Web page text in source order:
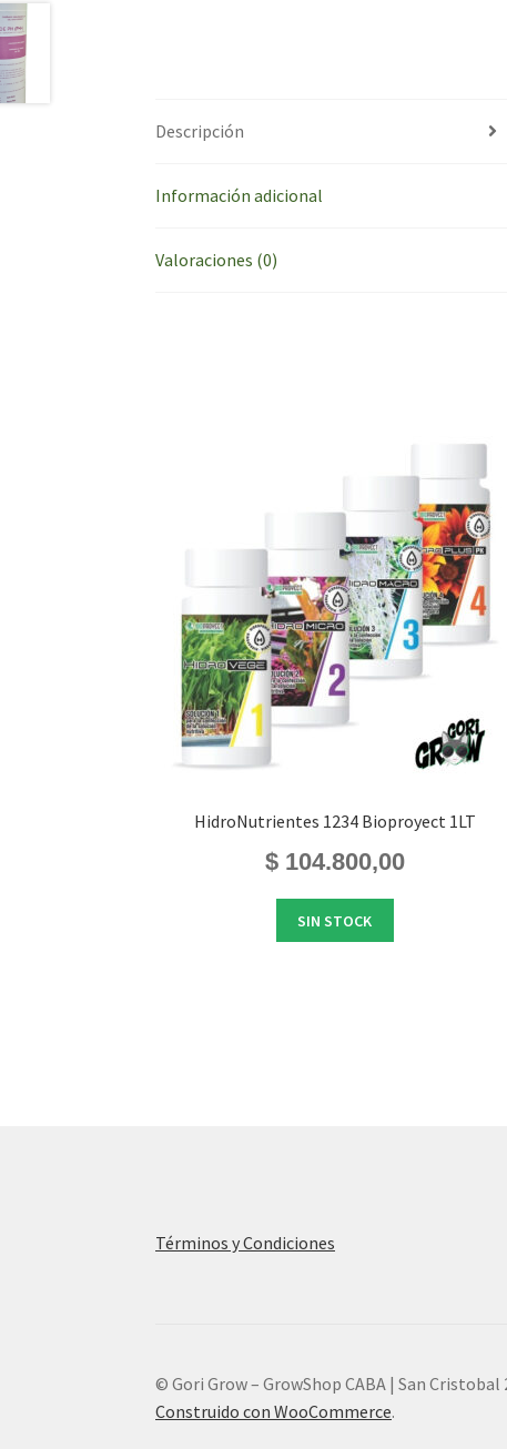
Descripción
Información adicional
Valoraciones (0)
HidroNutrientes 1234 Bioproyect 1LT
$104.800,00
SIN STOCK
Términos y Condiciones
© Gori Grow – GrowShop CABA | San Cristobal
Construido con WooCommerce.